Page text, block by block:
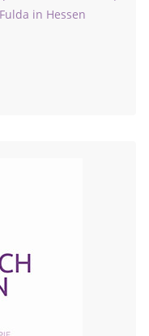
in Hessen